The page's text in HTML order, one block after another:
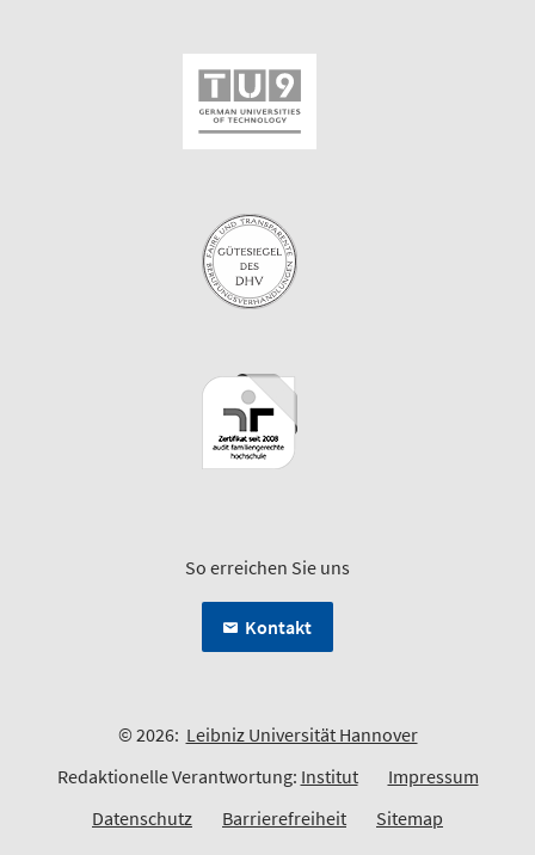
So erreichen Sie uns
Kontakt
© 2026: Leibniz Universität Hannover
Redaktionelle Verantwortung: Institut
Impressum
Datenschutz
Barrierefreiheit Sitemap